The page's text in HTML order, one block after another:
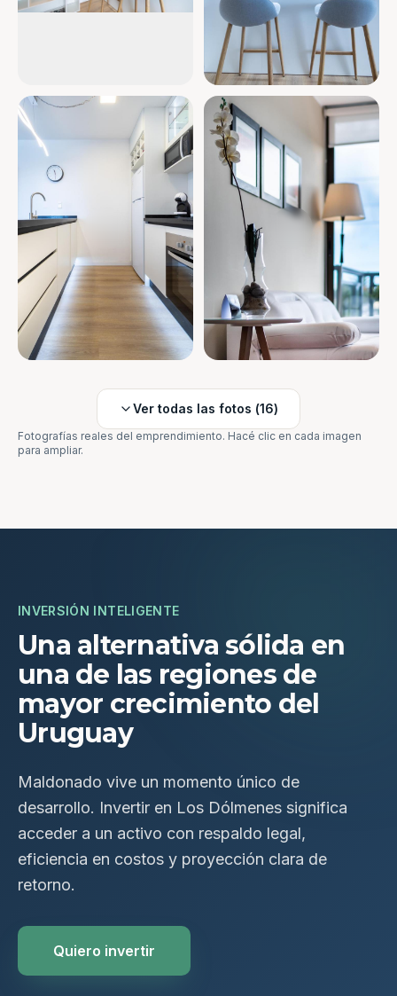
Ver todas las fotos (16)
Fotografías reales del emprendimiento. Hacé clic en cada imagen
para ampliar.
INVERSIÓN INTELIGENTE
Una alternativa sólida en
una de las regiones de
mayor crecimiento del
Uruguay
Maldonado vive un momento único de
desarrollo. Invertir en Los Dólmenes significa
acceder a un activo con respaldo legal,
eficiencia en costos y proyección clara de
retorno.
Quiero invertir